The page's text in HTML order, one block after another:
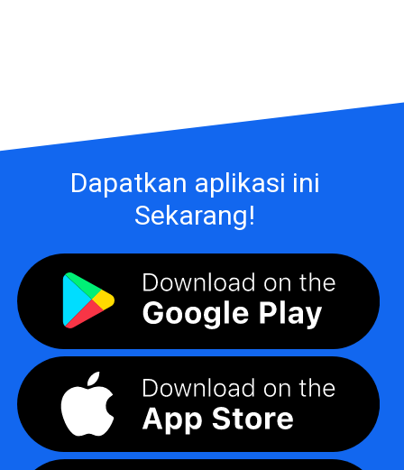
Dapatkan aplikasi ini
Sekarang!